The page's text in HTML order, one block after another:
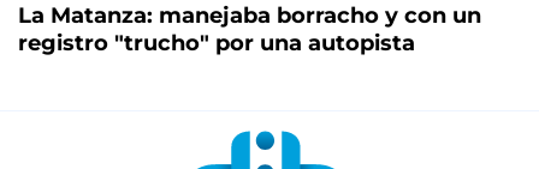
La Matanza: manejaba borracho y con un
registro "trucho" por una autopista